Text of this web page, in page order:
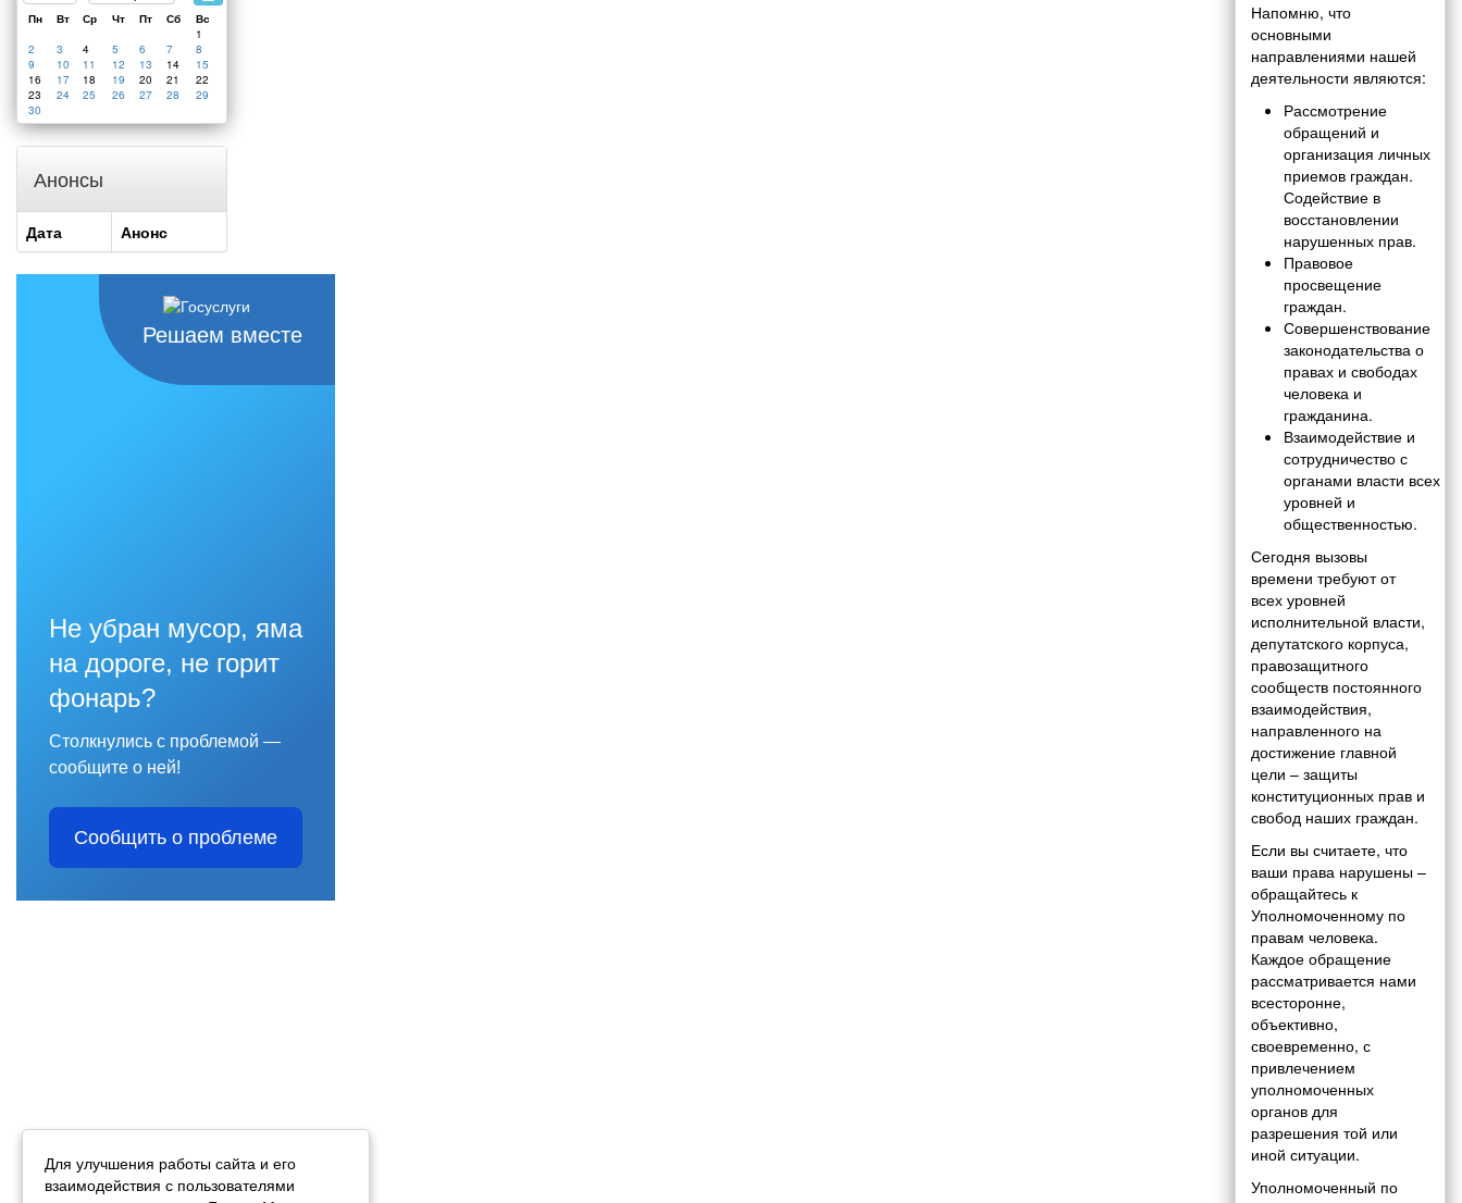
Пн Вт Ср Чт Пт Сб
Вс
1
2
3 4 5 6 7
8
9
10 11 12 13 14
15
16
17 18 19 20 21
22
23
24 25 26 27 28
29
30
Анонсы
Дата Анонс
Решаем вместе
Не убран мусор, яма
на дороге, не горит
фонарь?
Столкнулись с проблемой —
сообщите о ней!
Сообщить о проблеме
Напомню, что
основными
направлениями нашей
деятельности являются:
Рассмотрение
обращений и
организация личных
приемов граждан.
Содействие в
восстановлении
нарушенных прав.
Правовое
просвещение
граждан.
Совершенствование
законодательства о
правах и свободах
человека и
гражданина.
Взаимодействие и
сотрудничество с
органами власти всех
уровней и
общественностью.
Сегодня вызовы
времени требуют от
всех уровней
исполнительной власти,
депутатского корпуса,
правозащитного
сообществ постоянного
взаимодействия,
направленного на
достижение главной
цели – защиты
конституционных прав и
свобод наших граждан.
Если вы считаете, что
ваши права нарушены –
обращайтесь к
Уполномоченному по
правам человека.
Каждое обращение
рассматривается нами
всесторонне,
объективно,
своевременно, с
привлечением
уполномоченных
органов для
разрешения той или
иной ситуации.
Уполномоченный по
Для улучшения работы сайта и его
взаимодействия с пользователями